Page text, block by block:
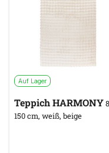
Auf Lager
Teppich HARMONY
150 cm, weiß, beige